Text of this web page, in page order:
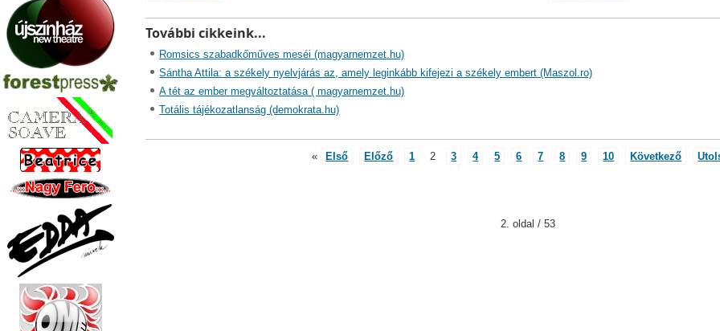
További cikkeink...
Romsics szabadkőműves meséi (magyarnemzet.hu)
Sántha Attila: a székely nyelvjárás az, amely leginkább kifejezi a székely embert (Maszol.ro)
A tét az ember megváltoztatása ( magyarnemzet.hu)
Totális tájékozatlanság (demokrata.hu)
« Első Előző 1 2 3 4 5 6 7 8 9 10 Következő
2. oldal / 53